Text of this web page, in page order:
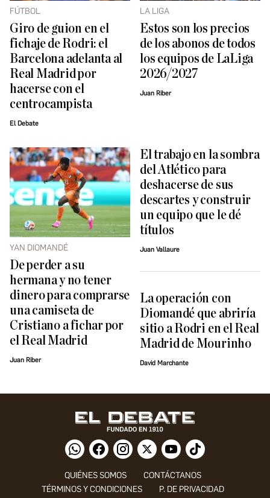
FÚTBOL
Giro de guion en el
fichaje de Rodri: el
Barcelona adelanta al
Real Madrid por
hacerse con el
centrocampista
El Debate
LA LIGA
Estos son los precios
de los abonos de todos
los equipos de LaLiga
2026/2027
Juan Riber
YAN DIOMANDÉ
De perder a su
hermana y no tener
dinero para comprarse
una camiseta de
Cristiano a fichar por
el Real Madrid
Juan Riber
El trabajo en la sombra
del Atlético para
deshacerse de sus
descartes y construir
un equipo que le dé
títulos
Juan Vallaure
La operación con
Diomandé que abriría
sitio a Rodri en el Real
Madrid de Mourinho
David Marchante
QUIÉNES SOMOS
CONTÁCTANOS
TÉRMINOS Y CONDICIONES
P. DE PRIVACIDAD